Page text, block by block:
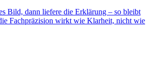
Bild, dann liefere die Erklärung – so bleibt
Fachpräzision wirkt wie Klarheit, nicht wie